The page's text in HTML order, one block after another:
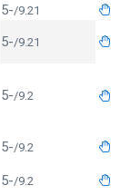
5-/9.21
5-/9.21
5-/9.2
5-/9.2
5-/9.2